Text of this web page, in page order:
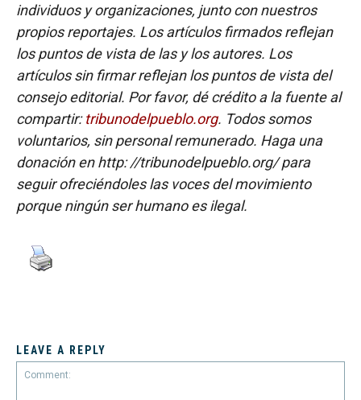
individuos y organizaciones, junto con nuestros
propios reportajes. Los artículos firmados reflejan
los puntos de vista de las y los autores. Los
artículos sin firmar reflejan los puntos de vista del
consejo editorial. Por favor, dé crédito a la fuente al
compartir:tribunodelpueblo.org. Todos somos
voluntarios, sin personal remunerado. Haga una
donación en http: //tribunodelpueblo.org/ para
seguir ofreciéndoles las voces del movimiento
porque ningún ser humano es ilegal.
LEAVE A REPLY